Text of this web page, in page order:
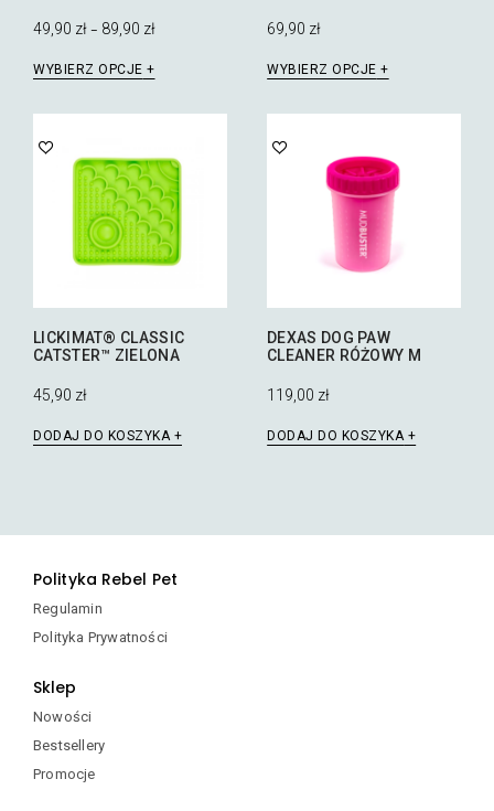
49,90 zł – 89,90 zł
WYBIERZ OPCJE
produkt
Opcje
można
wybrać
na
stronie
69,90 zł
WYBIERZ OPCJE
produkt
Opcje
można
wybrać
stronie
LICKIMAT® CLASSIC
CATSTER™ ZIELONA
45,90 zł
DODAJ DO KOSZYKA
DEXAS DOG PAW
CLEANER RÓŻOWY M
119,00 zł
DODAJ DO KOSZYKA
Polityka Rebel Pet
Regulamin
Polityka Prywatności
Sklep
Nowości
Bestsellery
Promocje